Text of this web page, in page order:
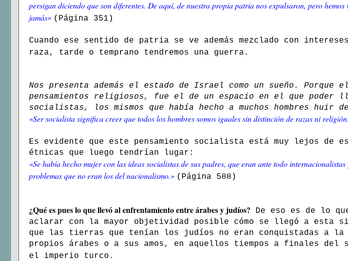
persigan diciendo que son diferentes. De aquí, de nuestra propia patria nos expulsaron, pero
jamás» (Página 351)
Cuando ese sentido de patria se ve además mezclado con
raza, tarde o temprano tendremos una guerra.
Nos presenta además el estado de Israel como un sueño. Porque
pensamientos religiosos, fue el de un espacio en el que poder
socialistas, los mismos que había hecho a muchos hombres huir
«Ser socialista significa creer que todos los hombres somos iguales sin distinción de razas ni
Es evidente que este pensamiento socialista está muy lejos de
étnicas que luego tendrían lugar:
«Se había hecho mujer con las ideas socialistas de sus padres, que eran ante todo
problemas que no eran los del nacionalismo.» (Página 588)
¿Qué es pues lo que llevó al enfrentamiento entre árabes y judíos? De eso es de lo
aclarar con la mayor objetividad posible cómo se llegó a esta
que las tierras que tenían los judíos no eran conquistadas a la
propios árabes o a sus amos, en aquellos tiempos a finales
el imperio turco.